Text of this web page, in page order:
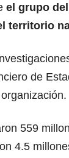
el grupo
territorio
de
559
4.5